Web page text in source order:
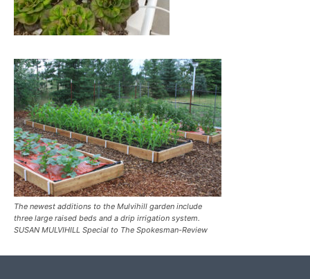
The newest additions to the Mulvihill garden include
three large raised beds and a drip irrigation system.
SUSAN MULVIHILL Special to The Spokesman-Review